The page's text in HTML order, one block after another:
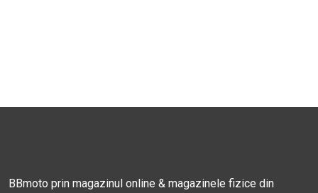
BBmoto prin magazinul online & magazinele fizice din